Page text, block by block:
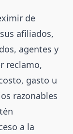
de
afiliados,
agentes y
reclamo,
gasto u
razonables
a la